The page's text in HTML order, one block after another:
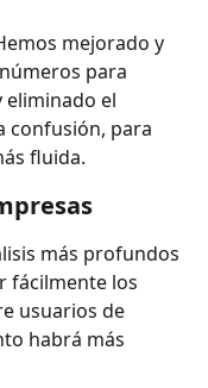
mejorado y
para
eliminado el
confusión, para
fluida.
más profundos
fácilmente los
usuarios de
habrá más